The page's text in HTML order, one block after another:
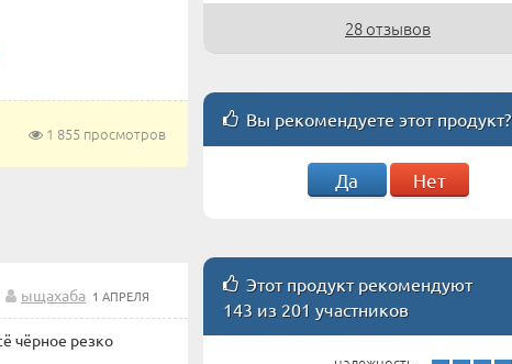
1 855 просмотров
ыщахаба 1 АПРЕЛЯ
чёрное резко
28 отзывов
Вы рекомендуете этот продукт?
Да Нет
Этот продукт рекомендуют
143 из 201 участников